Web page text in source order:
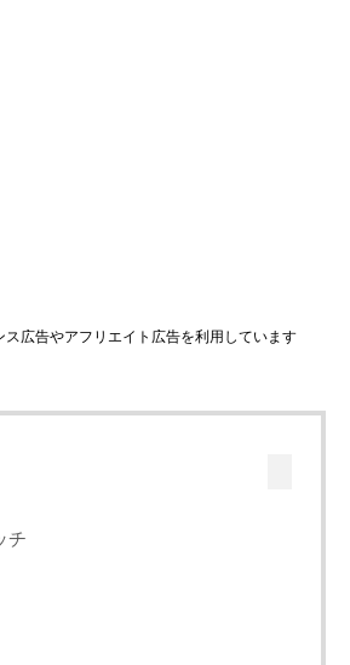
ス広告やアフリエイト広告を利用しています
チ